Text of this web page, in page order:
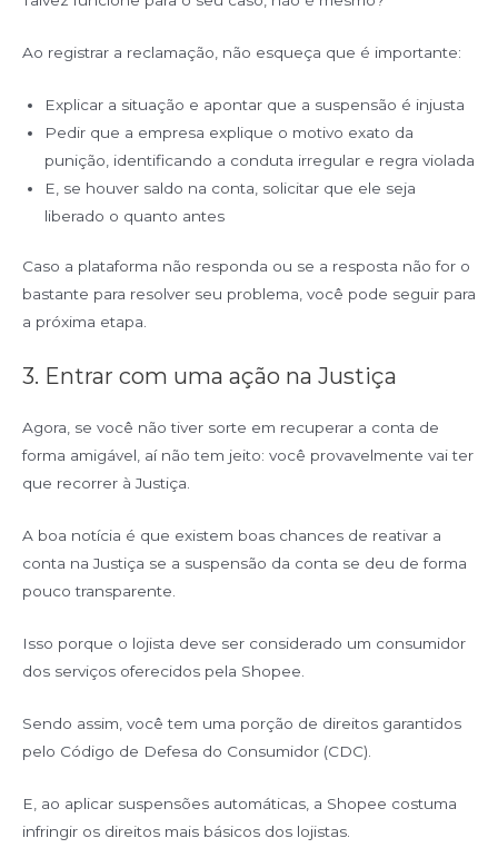
Ao registrar a reclamação, não esqueça que é importante:
Explicar a situação e apontar que a suspensão é injusta
Pedir que a empresa explique o motivo exato da
punição, identificando a conduta irregular e regra violada
E, se houver saldo na conta, solicitar que ele seja
liberado o quanto antes
Caso a plataforma não responda ou se a resposta não for o
bastante para resolver seu problema, você pode seguir para
a próxima etapa.
3. Entrar com uma ação na Justiça
Agora, se você não tiver sorte em recuperar a conta de
forma amigável, aí não tem jeito: você provavelmente vai ter
que recorrer à Justiça.
A boa notícia é que existem boas chances de reativar a
conta na Justiça se a suspensão da conta se deu de forma
pouco transparente.
Isso porque o lojista deve ser considerado um consumidor
dos serviços oferecidos pela Shopee.
Sendo assim, você tem uma porção de direitos garantidos
pelo Código de Defesa do Consumidor (CDC).
E, ao aplicar suspensões automáticas, a Shopee costuma
infringir os direitos mais básicos dos lojistas.